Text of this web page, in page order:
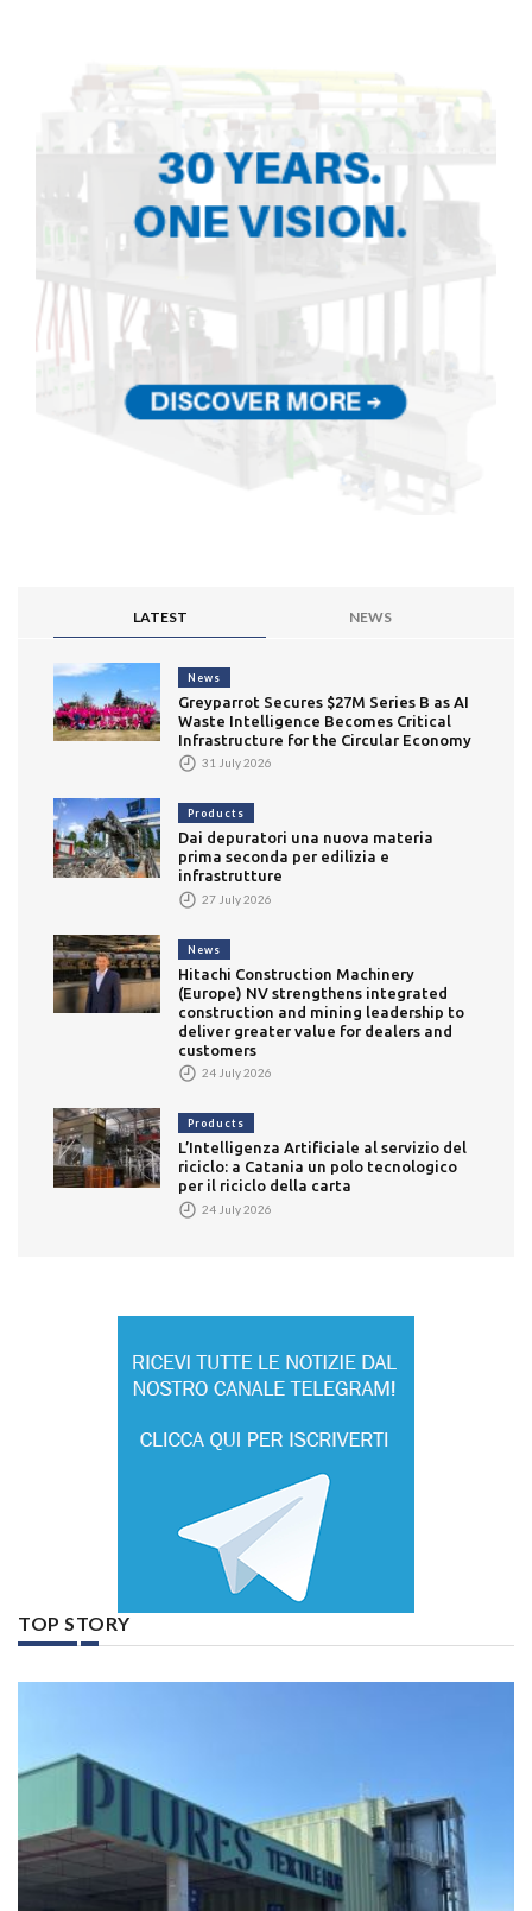
LATEST NEWS
News
Greyparrot Secures $27M Series B as AI
Waste Intelligence Becomes Critical
Infrastructure for the Circular Economy
31 July 2026
Products
Dai depuratori una nuova materia
prima seconda per edilizia e
infrastrutture
27 July 2026
News
Hitachi Construction Machinery
(Europe) NV strengthens integrated
construction and mining leadership to
deliver greater value for dealers and
customers
24 July 2026
Products
L’Intelligenza Artificiale al servizio del
riciclo: a Catania un polo tecnologico
per il riciclo della carta
24 July 2026
TOP STORY